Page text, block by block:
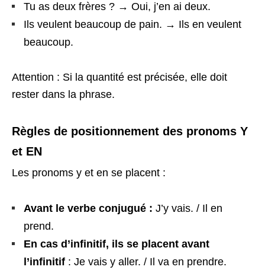
Tu as deux frères ? → Oui, j’en ai deux.
Ils veulent beaucoup de pain. → Ils en veulent
beaucoup.
Attention : Si la quantité est précisée, elle doit
rester dans la phrase.
Règles de positionnement des pronoms Y
et EN
Les pronoms y et en se placent :
Avant le verbe conjugué : J’y vais. / Il en
prend.
En cas d’infinitif, ils se placent avant
l’infinitif : Je vais y aller. / Il va en prendre.